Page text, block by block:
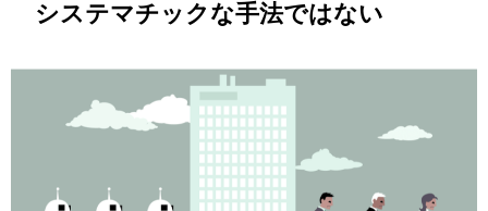
システマチックな手法ではない